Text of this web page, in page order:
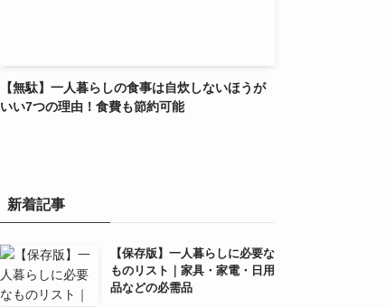
【無駄】一人暮らしの食事は自炊しないほうが
いい7つの理由！食費も節約可能
新着記事
【保存版】一人暮らしに必要な
ものリスト｜家具・家電・日用
品などの必需品